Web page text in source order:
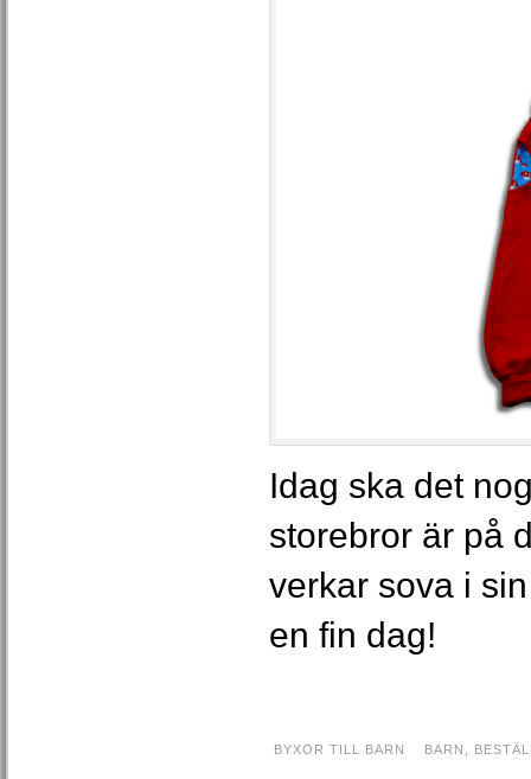
Idag ska det
storebror är på
verkar sova i
en fin dag!
BYXOR TILL BARN BARN